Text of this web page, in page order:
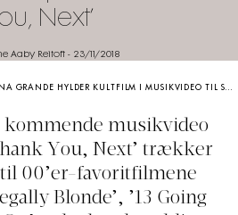
Next’
Aaby Reitoft- 23/11/2018
HYLDER KULTFILM I MUSIKVIDEO TIL SUPERHITTET ’THANK YOU, NEXT’
kommende musikvideo
You, Next’ trækker
00’er-favoritfilmene
Blonde’, ’13 Going